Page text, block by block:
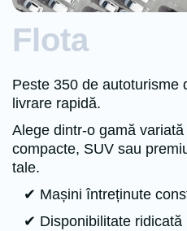
Flota
Peste 350 de autoturisme
livrare rapidă.
Alege dintr-o gamă
compacte, SUV sau
tale.
✔ Mașini întreținute
✔ Disponibilitate ridicată